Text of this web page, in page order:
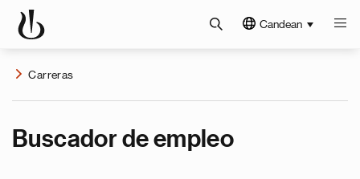
Candean
Carreras
Buscador de empleo